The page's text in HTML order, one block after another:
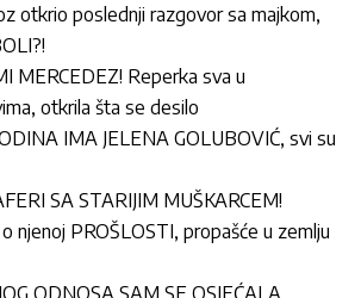
otkrio poslednji razgovor sa majkom,
MERCEDEZ! Reperka sva u
otkrila šta se desilo
IMA JELENA GOLUBOVIĆ, svi su
SA STARIJIM MUŠKARCEM!
njenoj PROŠLOSTI, propašće u zemlju
ODNOSA SAM SE OSJEĆALA